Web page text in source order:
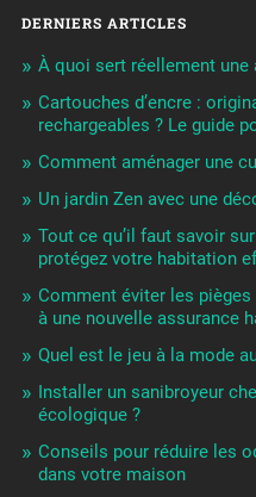
DERNIERS ARTICLES
À quoi sert réellement une
Cartouches d’encre :
rechargeables ? Le guide
Comment aménager une
Un jardin Zen avec une
Tout ce qu’il faut savoir
protégez votre habitation
Comment éviter les
à une nouvelle assurance
Quel est le jeu à la mode
Installer un sanibroyeur
écologique ?
Conseils pour réduire les
dans votre maison